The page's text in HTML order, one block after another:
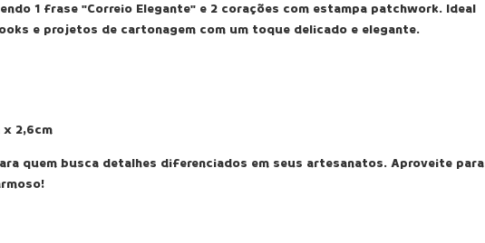
1 frase "Correio Elegante" e 2 corações com estampa patchwork. Ideal
e projetos de cartonagem com um toque delicado e elegante.
2,6cm
quem busca detalhes diferenciados em seus artesanatos. Aproveite para